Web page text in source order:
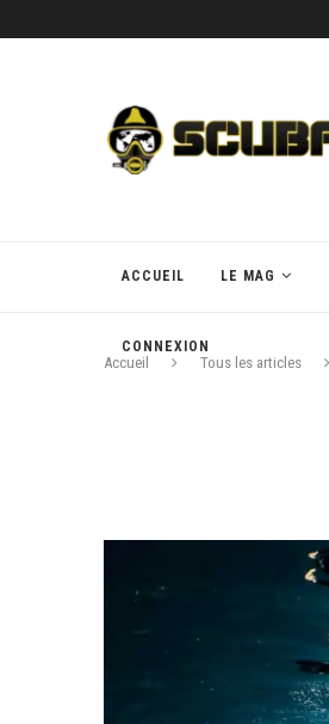
ACCUEIL LE MAG
CONNEXION
Accueil Tous les articles